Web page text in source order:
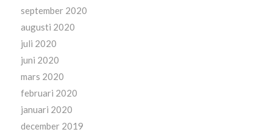
september 2020
augusti 2020
juli 2020
juni 2020
mars 2020
februari 2020
januari 2020
december 2019